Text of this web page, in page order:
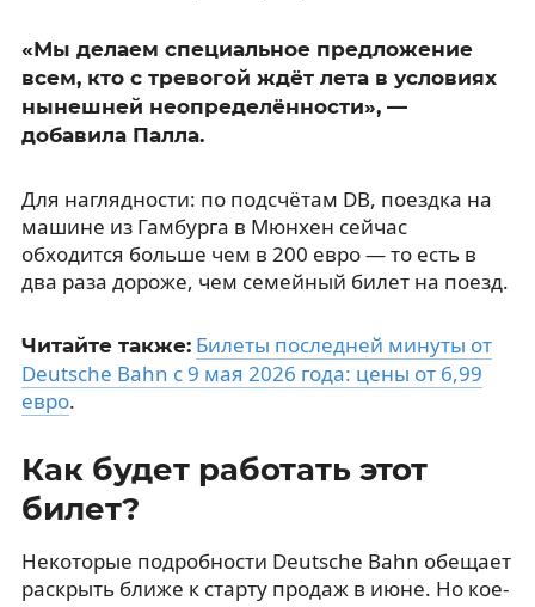
«Мы делаем специальное предложение
всем, кто с тревогой ждёт лета в условиях
нынешней неопределённости», —
добавила Палла.
Для наглядности: по подсчётам DB, поездка на
машине из Гамбурга в Мюнхен сейчас
обходится больше чем в 200 евро — то есть в
два раза дороже, чем семейный билет на поезд.
Читайте также: Билеты последней минуты от
Deutsche Bahn с 9 мая 2026 года: цены от 6,99
евро.
Как будет работать этот
билет?
Некоторые подробности Deutsche Bahn обещает
раскрыть ближе к старту продаж в июне. Но кое-